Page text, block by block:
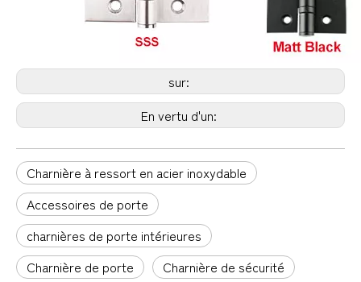
sur:
En vertu d'un:
Charnière à ressort en acier inoxydable
Accessoires de porte
charnières de porte intérieures
Charnière de porte
Charnière de sécurité